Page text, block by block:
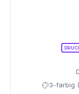
3-farbig